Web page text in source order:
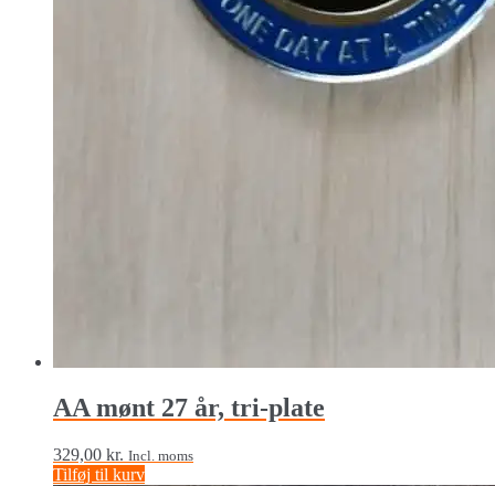
AA mønt 27 år, tri-plate
329,00 kr. Incl. moms
Tilføj til kurv